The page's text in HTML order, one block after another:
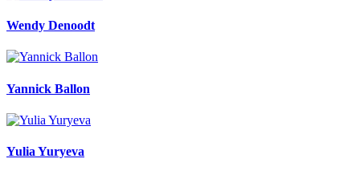
Wendy Denoodt
Yannick Ballon
Yulia Yuryeva